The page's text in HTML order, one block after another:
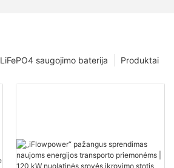
Produktai
LiFePO4 saugojimo baterija